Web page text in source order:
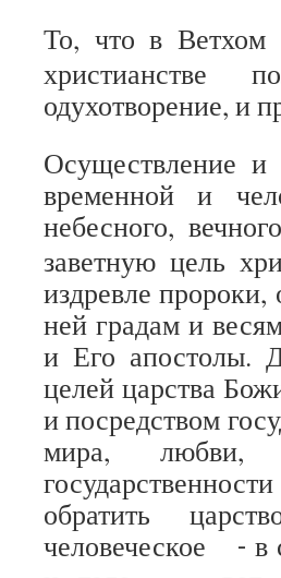
То, что в Ветхом
христианстве
одухотворение, и
Осуществление и
временной и
небесного,
заветную цель
издревле
ней градам и
и Его апостолы.
целей царства
и посредством
мира, любви,
обратить
человеческое - в